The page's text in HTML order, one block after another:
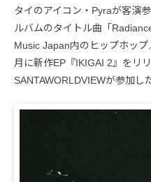
タイのアイコン・Pyraが客演
ルバムのタイトル曲「
Music Japan内のヒップホッ
月に新作EP『IKIGAI 2』をリ
SANTAWORLDVIEWが参加し